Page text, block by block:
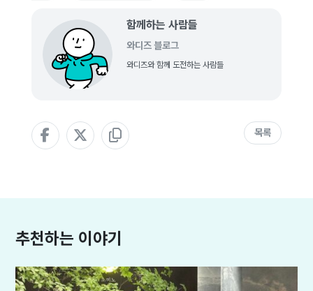
함께하는 사람들
와디즈 블로그
와디즈와 함께 도전하는 사람들
목록
추천하는 이야기